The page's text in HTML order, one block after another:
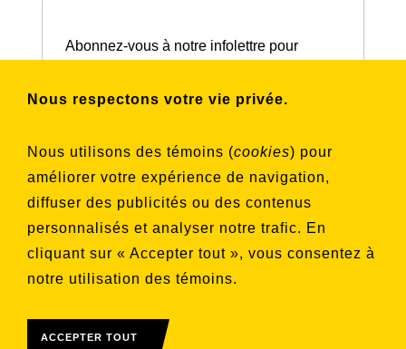
Nous respectons votre vie privée.
Nous utilisons des témoins (cookies) pour
améliorer votre expérience de navigation,
diffuser des publicités ou des contenus
personnalisés et analyser notre trafic. En
cliquant sur « Accepter tout », vous consentez à
notre utilisation des témoins.
ACCEPTER TOUT
Abonnez-vous à notre infolettre pour
souhaitez vous inscrire
Aucune liste sélectionnée
S'INSCRIRE